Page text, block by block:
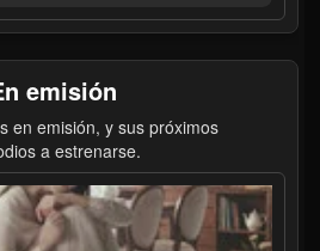
emisión
en emisión, y sus próximos
a estrenarse.